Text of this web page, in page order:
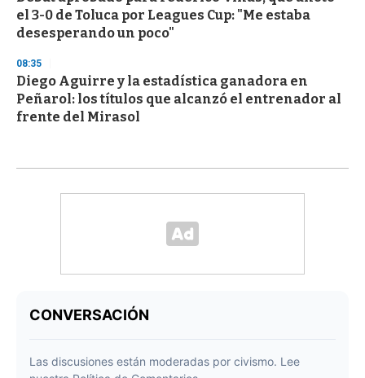
el 3-0 de Toluca por Leagues Cup: "Me estaba
desesperando un poco"
08:35
Diego Aguirre y la estadística ganadora en
Peñarol: los títulos que alcanzó el entrenador al
frente del Mirasol